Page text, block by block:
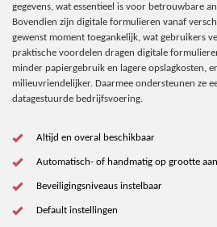
gegevens, wat essentieel is voor betrouwbare
Bovendien zijn digitale formulieren vanaf
gewenst moment toegankelijk, wat gebruikers
praktische voordelen dragen digitale
minder papiergebruik en lagere opslagkosten,
milieuvriendelijker. Daarmee ondersteunen ze
datagestuurde bedrijfsvoering.
Altijd en overal beschikbaar
Automatisch- of handmatig op grootte
Beveiligingsniveaus instelbaar
Default instellingen